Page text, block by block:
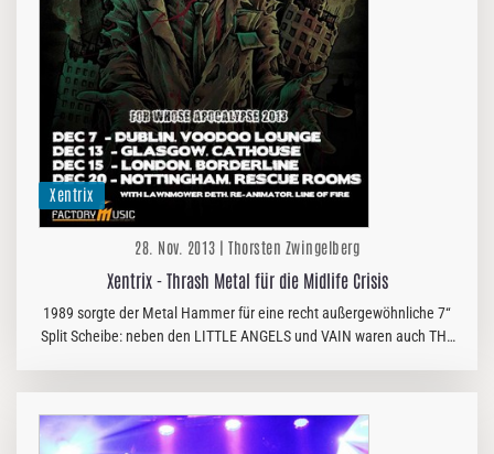
Xentrix
28. Nov. 2013 | Thorsten Zwingelberg
Xentrix - Thrash Metal für die Midlife Crisis
1989 sorgte der Metal Hammer für eine recht außergewöhnliche 7“
Split Scheibe: neben den LITTLE ANGELS und VAIN waren auch THE